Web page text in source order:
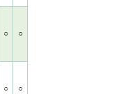
○ ○
○ ○